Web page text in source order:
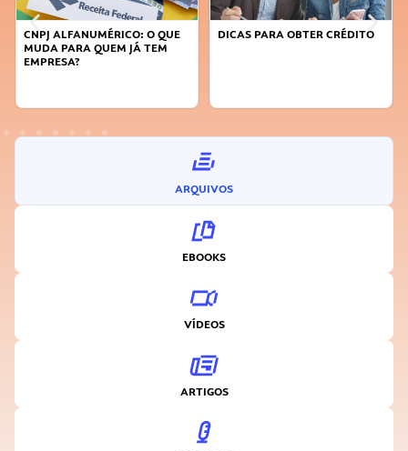
CNPJ ALFANUMÉRICO: O QUE
MUDA PARA QUEM JÁ TEM
EMPRESA?
DICAS PARA OBTER CRÉDITO
ARQUIVOS
EBOOKS
VÍDEOS
ARTIGOS